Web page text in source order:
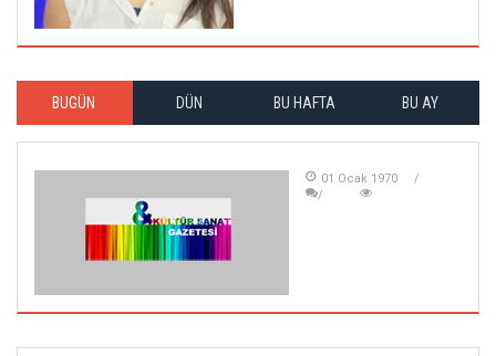
BUGÜN DÜN BU HAFTA BU AY
01 Ocak 1970